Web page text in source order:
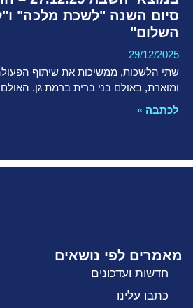
סיום השנה "לשכת מלכה"
השלום"
29/12/2025
שתי הלשכות, ממשיכות את שיתוף
ומוארת, באולם בני ברית ברמת גן. האולם
לכתבה »
מאמרים לפי נושאים
חדשות ועדכונים
כתבו עלינו